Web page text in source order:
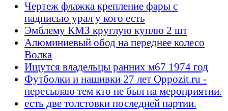
Чертеж флажка крепление фары с
надписью урал у кого есть
Эмблему КМЗ круглую куплю 2 шт
Алюминиевый обод на переднее колесо
Волка
Ищутся владельцы ранних м67 1974 год
Футболки и нашивки 27 лет Oppozit.ru -
пересылаю тем кто не был на мероприятии.
есть две толстовки последней партии.